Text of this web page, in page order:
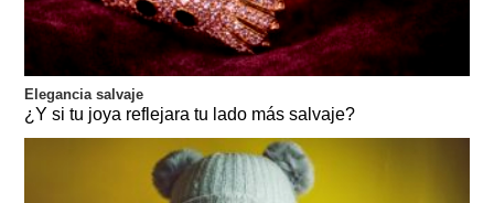
Elegancia salvaje
¿Y si tu joya reflejara tu lado más salvaje?